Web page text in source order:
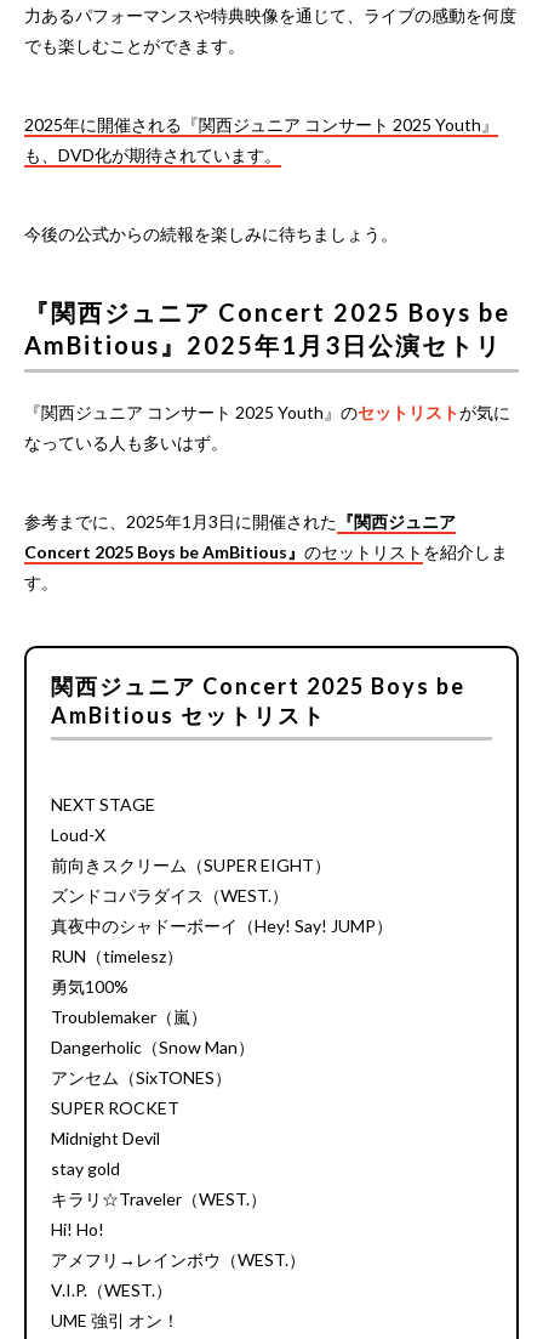
力あるパフォーマンスや特典映像を通じて、ライブの感動を何度
でも楽しむことができます。
2025年に開催される『関西ジュニア コンサート 2025 Youth』
も、DVD化が期待されています。
今後の公式からの続報を楽しみに待ちましょう。
『関西ジュニア Concert 2025 Boys be
AmBitious』2025年1月3日公演セトリ
『関西ジュニア コンサート 2025 Youth』のセットリストが気に
なっている人も多いはず。
参考までに、2025年1月3日に開催された 『関西ジュニア
Concert 2025 Boys be AmBitious』 のセットリスト を紹介しま
す。
関西ジュニア Concert 2025 Boys be
AmBitious セットリスト
NEXT STAGE
Loud-X
前向きスクリーム（SUPER EIGHT）
ズンドコパラダイス（WEST.）
真夜中のシャドーボーイ（Hey! Say! JUMP）
RUN（timelesz）
勇気100%
Troublemaker（嵐）
Dangerholic（Snow Man）
アンセム（SixTONES）
SUPER ROCKET
Midnight Devil
stay gold
キラリ☆Traveler（WEST.）
Hi! Ho!
アメフリ→レインボウ（WEST.）
V.I.P.（WEST.）
UME 強引 オン！